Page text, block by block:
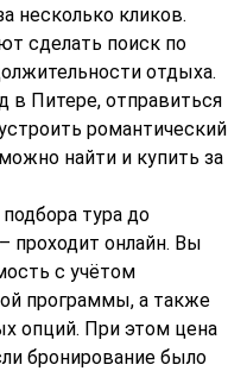
несколько кликов.
сделать поиск по
отдыха.
в Питере, отправиться
романтический
найти и купить за
тура до
проходит онлайн. Вы
с учётом
программы, а также
опций. При этом цена
бронирование было